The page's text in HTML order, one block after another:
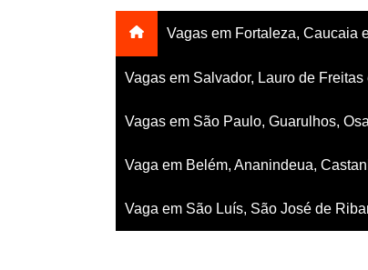
Vagas em Fortaleza, Caucaia
Vagas em Salvador, Lauro de Freitas
Vagas em São Paulo, Guarulhos,
Vaga em Belém, Ananindeua,
Vaga em São Luís, São José de